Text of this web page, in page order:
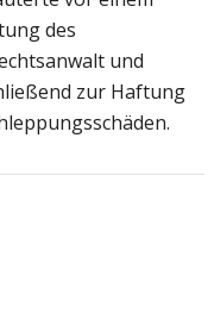
des
und
zur Haftung